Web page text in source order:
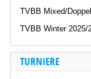
TVBB Mixed/
TVBB Winter 2025/
TURNIERE